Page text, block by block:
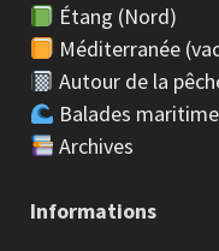
Étang (Nord)
Méditerranée
Autour de la
Balades
Archives
Informations